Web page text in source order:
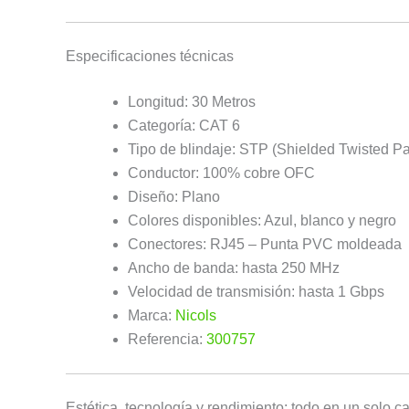
Especificaciones técnicas
Longitud: 30 Metros
Categoría: CAT 6
Tipo de blindaje: STP (Shielded Twisted
Conductor: 100% cobre OFC
Diseño: Plano
Colores disponibles: Azul, blanco y negro
Conectores: RJ45 – Punta PVC moldeada
Ancho de banda: hasta 250 MHz
Velocidad de transmisión: hasta 1 Gbps
Marca: Nicols
Referencia: 300757